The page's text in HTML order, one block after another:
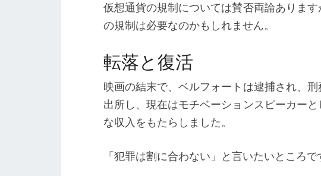
仮想通貨の規制については賛否両論ありま
の規制は必要なのかもしれません。
転落と復活
映画の結末で、ベルフォートは逮捕され、
出所し、現在はモチベーションスピーカー
な収入をもたらしました。
「犯罪は割に合わない」と言いたいところ